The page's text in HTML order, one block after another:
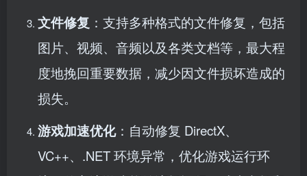
文件修复 ：支持多种格式的文件修复，包括
图片、视频、音频以及各类文档等，最大程
度地挽回重要数据，减少因文件损坏造成的
损失。
游戏加速优化：自动修复 DirectX、
VC++、.NET 环境异常，优化游戏运行环